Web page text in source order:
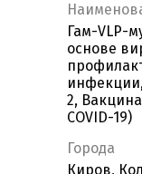
Гам-VLP-
основе
2,
COVID-19)
Города
Киров,